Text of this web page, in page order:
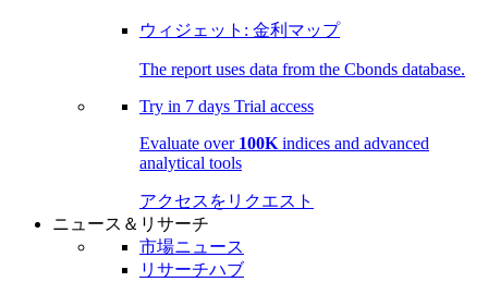
ウィジェット: 金利マップ
The report uses data from the Cbonds database.
Try in 7 days Trial access
Evaluate over 100K indices and advanced
analytical tools
アクセスをリクエスト
ニュース＆リサーチ
市場ニュース
リサーチハブ